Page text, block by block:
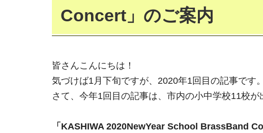
Concert」のご案内
皆さんこんにちは！
気づけば1月下旬ですが、2020年1回目の記事です
さて、今年1回目の記事は、市内の小中学校11校が
「KASHIWA 2020NewYear School BrassBand